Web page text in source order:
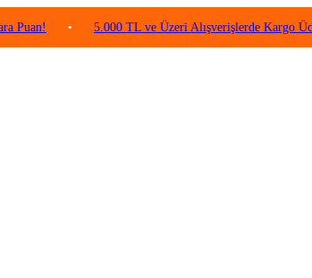
• 5.000 TL ve Üzeri Alışverişlerde Kargo Ücretsiz!